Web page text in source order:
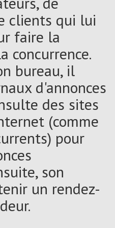
clients qui lui
faire la
concurrence.
bureau, il
d'annonces
des sites
(comme
pour
son
un rendez-